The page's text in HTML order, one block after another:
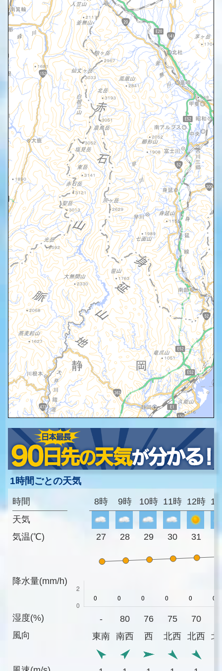
1時間ごとの天気
時間
天気
気温(℃)
降水量(mm/h)
湿度(%)
風向
8時 9時 10時 11時 12時
27 28 29 30 31
- 80 76 75 70
東南
南西 西 北西 北西 北